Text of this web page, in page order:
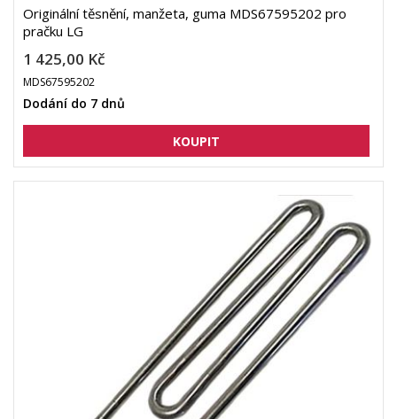
Originální těsnění, manžeta, guma MDS67595202 pro
pračku LG
1 425,00 Kč
MDS67595202
Dodání do 7 dnů